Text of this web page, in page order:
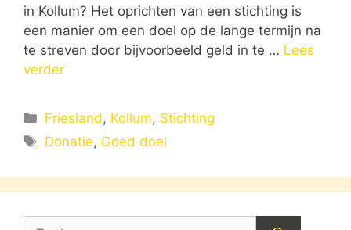
in Kollum? Het oprichten van een stichting is
een manier om een doel op de lange termijn na
te streven door bijvoorbeeld geld in te … Lees
verder
Categorieën
Friesland , Kollum, Stichting
Tags
Donatie, Goed doel